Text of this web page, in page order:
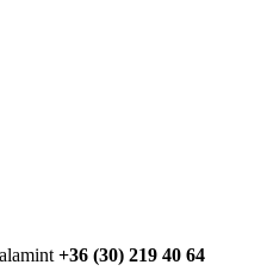
+36 (30) 219 40 64